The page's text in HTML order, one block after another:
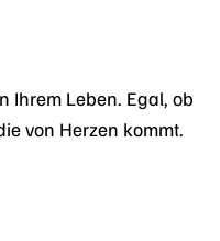
Ihrem Leben. Egal, ob
von Herzen kommt.